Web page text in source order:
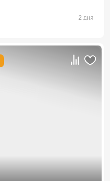
2 дня